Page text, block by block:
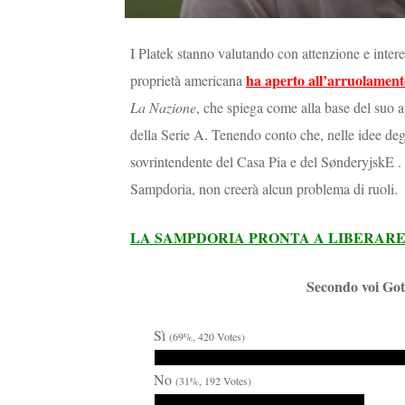
I Platek stanno valutando con attenzione e
proprietà americana ha aperto
La Nazione, che spiega come alla base del suo
della Serie A. Tenendo conto che, nelle idee
sovrintendente del Casa Pia e del SønderyjskE
Sampdoria, non creerà alcun problema di ruoli.
LA SAMPDORIA PRONTA A
Secondo voi
Sì (69%, 420 Votes)
No (31%, 192 Votes)